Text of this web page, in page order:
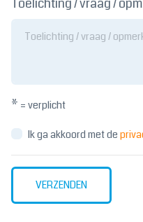
Toelichting / vraag /
* = verplicht
Ik ga akkoord met de
VERZENDEN